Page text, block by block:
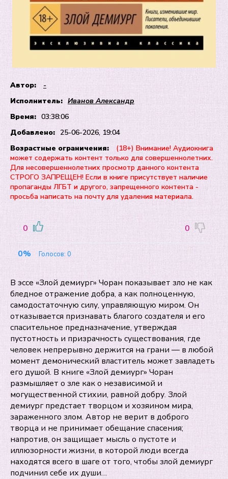
Автор:
-
Исполнитель: Иванов Александр
Время: 03:38:06
Добавлено: 25-06-2026, 19:04
Возрастные ограничения:
(18+) Внимание! Аудиокнига
может содержать контент только для совершеннолетних.
Для несовершеннолетних просмотр данного контента
СТРОГО ЗАПРЕЩЕН! Если в книге присутствует наличие
пропаганды ЛГБТ и другого, запрещенного контента -
просьба написать на почту для удаления материала.
0 0
0% Голосов: 0
В эссе «Злой демиург» Чоран показывает зло не как
бледное отражение добра, а как полноценную,
самодостаточную силу, управляющую миром. Он
отказывается признавать благого создателя и его
спасительное предназначение, утверждая
пустотность и призрачность существования, где
человек непрерывно держится на грани — в любой
момент демонический властитель может завладеть
его душой. В книге «Злой демиург» Чоран
размышляет о зле как о независимой и
могущественной стихии, равной добру. Злой
демиург предстает творцом и хозяином мира,
зараженного злом. Автор не верит в доброго
творца и не принимает обещание спасения;
напротив, он защищает мысль о пустоте и
иллюзорности жизни, в которой люди всегда
находятся всего в шаге от того, чтобы злой демиург
подчинил себе их души…